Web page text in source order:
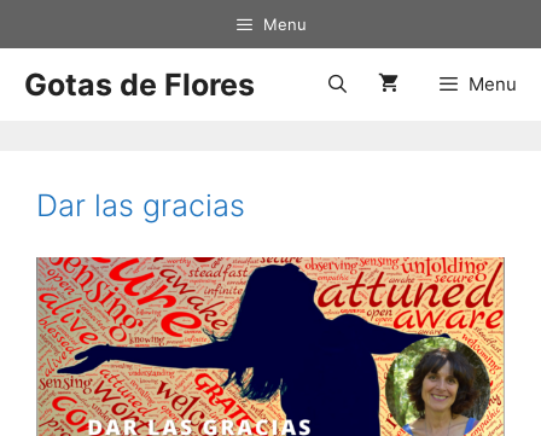
Menu
Gotas de Flores Menu
Dar las gracias